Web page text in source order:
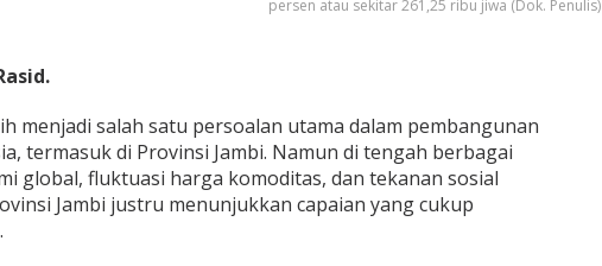
persen atau sekitar 261,25 ribu jiwa (Dok. Penulis)
menjadi salah satu persoalan utama dalam pembangunan
termasuk di Provinsi Jambi. Namun di tengah berbagai
global, fluktuasi harga komoditas, dan tekanan sosial
Jambi justru menunjukkan capaian yang cukup